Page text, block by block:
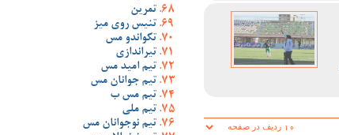
تمرین
تنیس روی میز
تکواندو مس
تیراندازی
تیم امید مس
تیم جوانان مس
تیم مس ب
تیم ملی
تیم نوجوانان مس